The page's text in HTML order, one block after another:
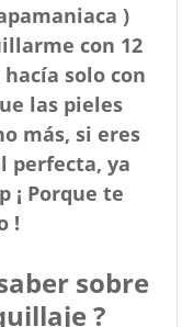
)
con 12
solo con
las pieles
más, si eres
perfecta, ya
¡ Porque te
!
sobre
?